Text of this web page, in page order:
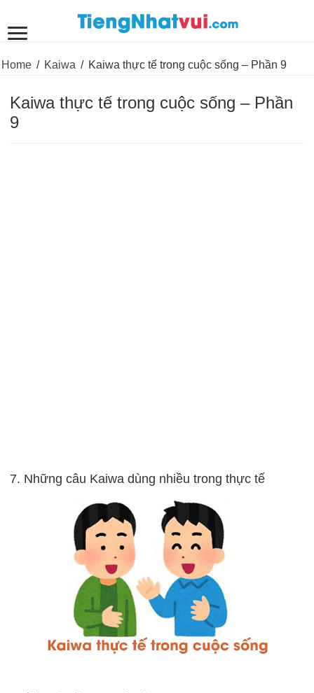
Home / Kaiwa / Kaiwa thực tế trong cuộc sống – Phần 9
Kaiwa thực tế trong cuộc sống – Phần
9
7. Những câu Kaiwa dùng nhiều trong thực tế